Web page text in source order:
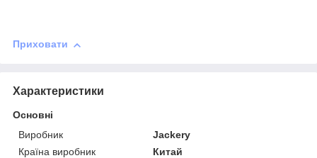
Приховати
Характеристики
Основні
Виробник
Jackery
Країна виробник
Китай